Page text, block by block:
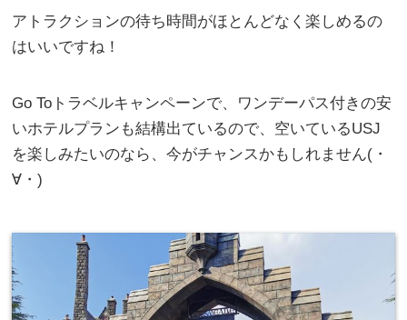
アトラクションの待ち時間がほとんどなく楽しめるの
はいいですね！
Go Toトラベルキャンペーンで、ワンデーパス付きの安
いホテルプランも結構出ているので、空いているUSJ
を楽しみたいのなら、今がチャンスかもしれません(・
∀・)